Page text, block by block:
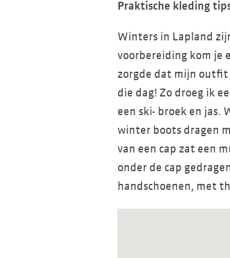
Praktische kleding
Winters in Lapland
voorbereiding kom je
zorgde dat mijn outfit
die dag! Zo droeg ik
een ski- broek en jas.
winter boots dragen
van een cap zat een
onder de cap
handschoenen, met